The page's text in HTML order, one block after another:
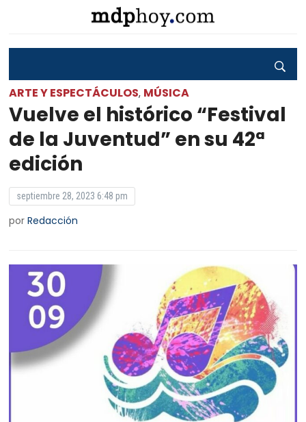
ARTE Y ESPECTÁCULOS, MÚSICA
Vuelve el histórico “Festival
de la Juventud” en su 42ª
edición
septiembre 28, 2023 6:48 pm
porRedacción